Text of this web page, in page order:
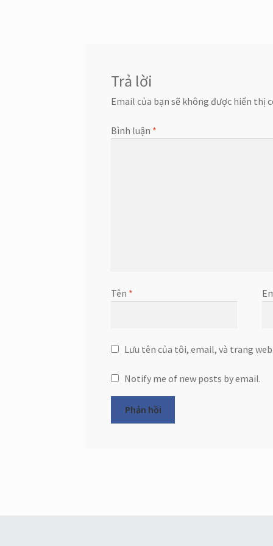
Trả lời
Email của bạn sẽ không được hiển thị
Bình luận *
Tên *
Lưu tên của tôi, email, và trang
Notify me of new posts by email.